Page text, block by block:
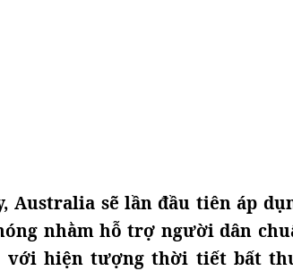
Australia sẽ lần đầu tiên áp
nhằm hỗ trợ người dân
với hiện tượng thời tiết bất